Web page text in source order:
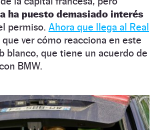
ha puesto demasiado interés
permiso. Ahora que llega al Real
que ver cómo reacciona en este
blanco, que tiene un acuerdo de
BMW.